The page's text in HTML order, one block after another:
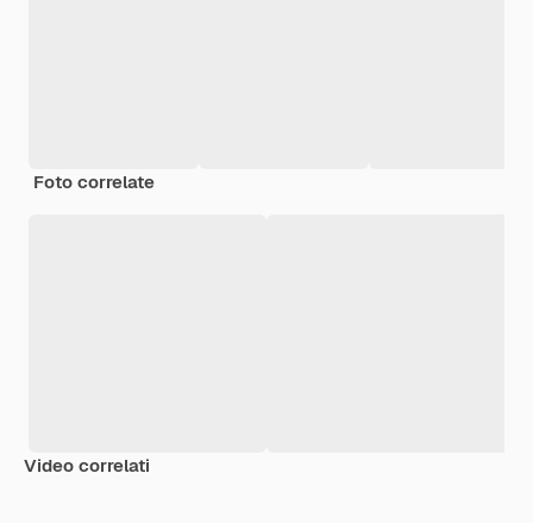
Foto correlate
Video correlati